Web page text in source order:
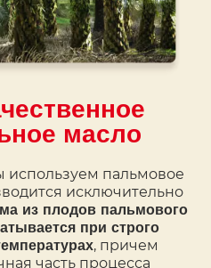
масло
используем пальмовое
исключительно
из плодов пальмового
при строго
, причем
часть процесса